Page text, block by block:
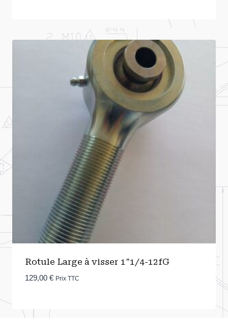
Rotule Large à visser 1″1/4-12fG
129,00 € Prix TTC